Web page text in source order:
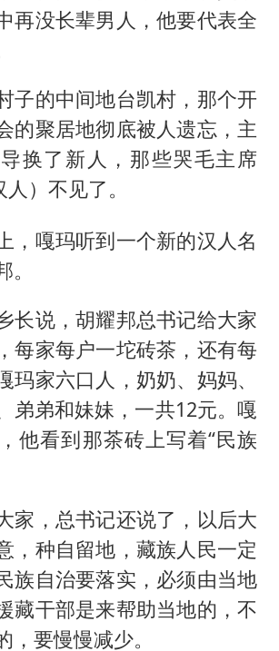
再没长辈男人，他要代表全
子的中间地台凯村，那个开
的聚居地彻底被人遗忘，主
换了新人，那些哭毛主席
人） 不见了。
，嘎玛听到一个新的汉人名
长说，胡耀邦总书记给大家
每家每户一坨砖茶，还有每
玛家六口人，奶奶、妈妈、
弟弟和妹妹，一共12元。嘎
他看到那茶砖上写着“民族
家，总书记还说了，以后大
，种自留地，藏族人民一定
族自治要落实，必须由当地
藏干部是来帮助当地的，不
，要慢慢减少。